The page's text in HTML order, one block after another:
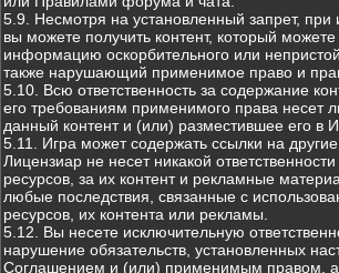
5.9. Несмотря на установленный запрет, при
вы можете получить контент, который
информацию оскорбительного или
также нарушающий применимое право и
5.10. Всю ответственность за содержание
его требованиям применимого права несет
данный контент и (или) разместившее его в
5.11. Игра может содержать ссылки на
Лицензиар не несет никакой ответственности
ресурсов, за их контент и рекламные
любые последствия, связанные с
ресурсов, их контента или рекламы.
5.12. Вы несете исключительную
нарушение обязательств, установленных
Соглашением и (или) применимым правом, а